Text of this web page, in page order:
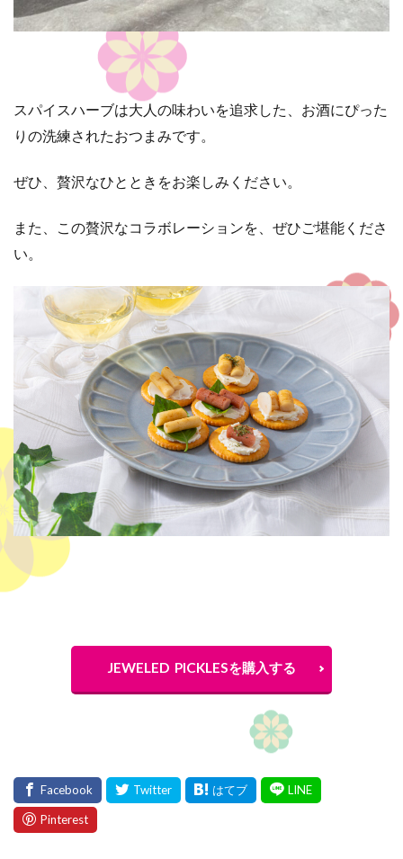
スパイスハーブは大人の味わいを追求した、お酒にぴった
りの洗練されたおつまみです。
ぜひ、贅沢なひとときをお楽しみください。
また、この贅沢なコラボレーションを、ぜひご堪能くださ
い。
JEWELED PICKLESを購入する